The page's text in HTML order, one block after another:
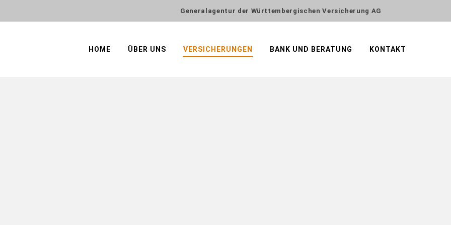
Generalagentur der Württembergischen Versicherung AG
HOME ÜBER UNS VERSICHERUNGEN BANK UND BERATUNG KONTAKT